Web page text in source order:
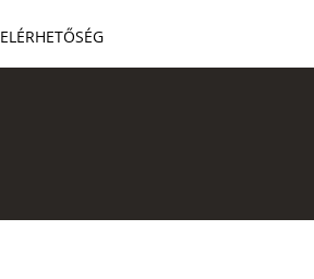
ELÉRHETŐSÉG